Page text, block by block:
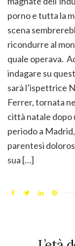
porno e tutta la
scena
ricondurre al
quale operava.
indagare su
sarà l’ispettrice
Ferrer, tornata
città natale dopo
periodo a Madrid,
parentesi
sua […]